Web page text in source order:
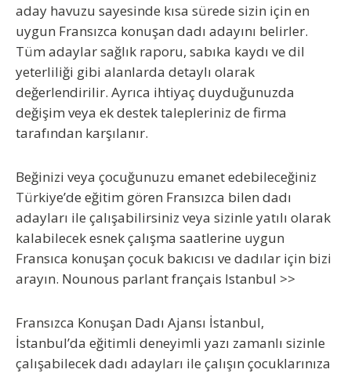
aday havuzu sayesinde kısa sürede sizin için en
uygun Fransızca konuşan dadı adayını belirler.
Tüm adaylar sağlık raporu, sabıka kaydı ve dil
yeterliliği gibi alanlarda detaylı olarak
değerlendirilir. Ayrıca ihtiyaç duyduğunuzda
değişim veya ek destek talepleriniz de firma
tarafından karşılanır.
Beğinizi veya çocuğunuzu emanet edebileceğiniz
Türkiye’de eğitim gören Fransızca bilen dadı
adayları ile çalışabilirsiniz veya sizinle yatılı olarak
kalabilecek esnek çalışma saatlerine uygun
Fransıca konuşan çocuk bakıcısı ve dadılar için bizi
arayın. Nounous parlant français Istanbul >>
Fransızca Konuşan Dadı Ajansı İstanbul,
İstanbul’da eğitimli deneyimli yazı zamanlı sizinle
çalışabilecek dadı adayları ile çalışın çocuklarınıza